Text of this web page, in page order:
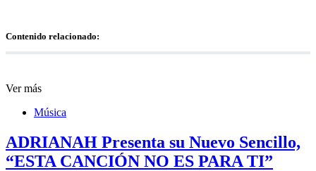
Contenido relacionado:
Ver más
Música
ADRIANAH Presenta su Nuevo Sencillo,
“ESTA CANCIÓN NO ES PARA TI”